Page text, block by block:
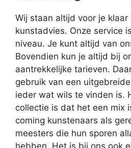
Wij staan altijd voor je
kunstadvies. Onze service
niveau. Je kunt altijd van
Bovendien kun je altijd bij
aantrekkelijke tarieven.
gebruik van een
ieder wat wils te vinden is.
collectie is dat het een mix
coming kunstenaars als
meesters die hun sporen
hebben. Het is bij ons ook